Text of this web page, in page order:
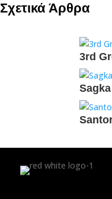
Σχετικά Άρθρα
3rd